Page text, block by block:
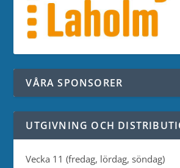
VÅRA SPONSORER
UTGIVNING OCH
Vecka 11 (fredag, lördag, söndag)